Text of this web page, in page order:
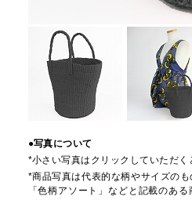
●写真について
*小さい写真はクリックしていただく
*商品写真は代表的な柄やサイズの
「色柄アソート」などと記載のあ